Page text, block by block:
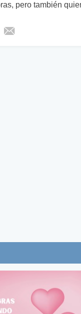
pero también